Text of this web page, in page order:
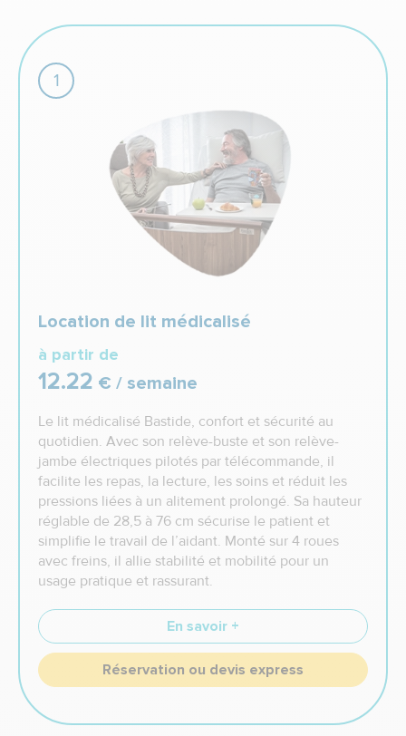
1
Location de lit médicalisé
à partir de
12.22 € / semaine
Le lit médicalisé Bastide, confort et sécurité au
quotidien. Avec son relève-buste et son relève-
jambe électriques pilotés par télécommande, il
facilite les repas, la lecture, les soins et réduit les
pressions liées à un alitement prolongé. Sa hauteur
réglable de 28,5 à 76 cm sécurise le patient et
simplifie le travail de l’aidant. Monté sur 4 roues
avec freins, il allie stabilité et mobilité pour un
usage pratique et rassurant.
En savoir +
Réservation ou devis express